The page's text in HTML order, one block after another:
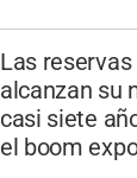
Las
alcanzan su
casi siete
el boom